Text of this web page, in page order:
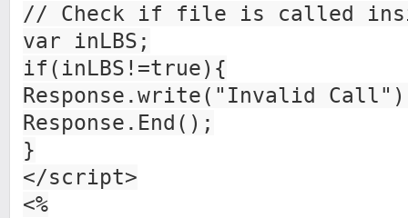
// Check if file is called
var inLBS;
if(inLBS!=true){
Response.write("Invalid
Response.End();
}
</script>
<%